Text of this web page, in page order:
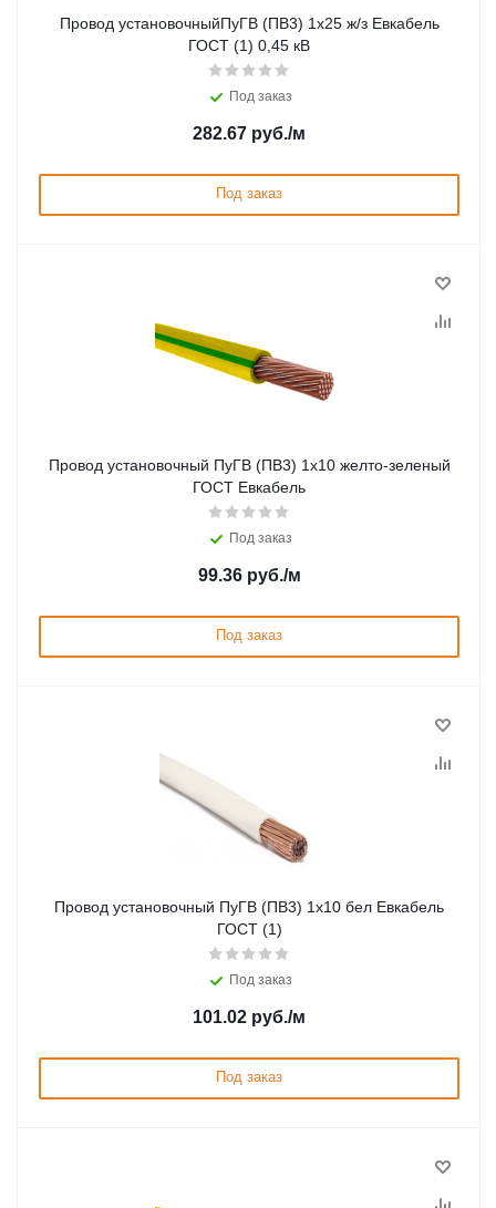
Провод установочныйПуГВ (ПВ3) 1х25 ж/з Евкабель
ГОСТ (1) 0,45 кВ
Под заказ
282.67 руб./м
Под заказ
Провод установочный ПуГВ (ПВ3) 1х10 желто-зеленый
ГОСТ Евкабель
Под заказ
99.36руб./м
Под заказ
Провод установочный ПуГВ (ПВ3) 1х10 бел Евкабель
ГОСТ (1)
Под заказ
101.02 руб./м
Под заказ